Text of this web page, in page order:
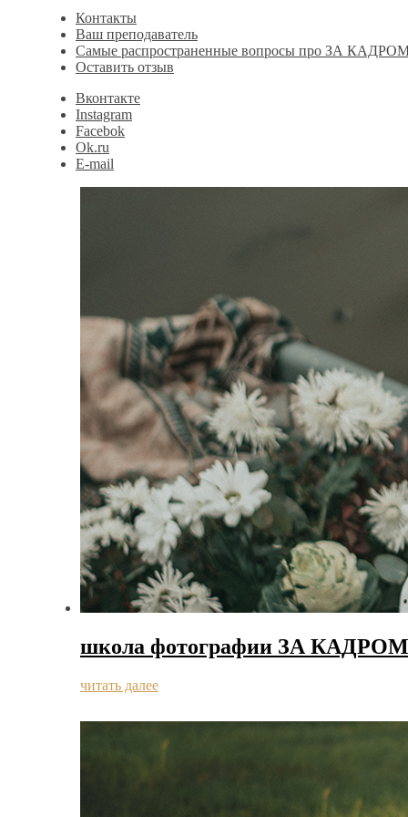
Контакты
Ваш преподаватель
Самые распространенные вопросы про ЗА
Оставить отзыв
Вконтакте
Instagram
Facebok
Ok.ru
E-mail
школа фотографии ЗА КАДРОМ
читать далее